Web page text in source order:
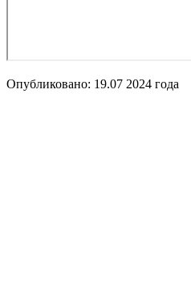
Опубликовано: 19.07 2024 года